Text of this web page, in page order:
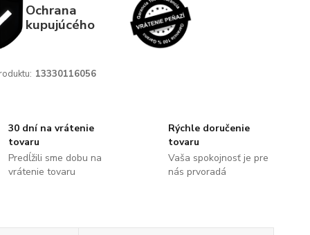
Ochrana
kupujúcého
13330116056
30 dní na vrátenie
tovaru
Predĺžili sme dobu na
vrátenie tovaru
Rýchle doručenie
tovaru
Vaša spokojnosť je pre
nás prvoradá